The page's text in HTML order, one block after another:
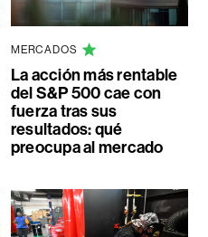
MERCADOS
La acción más rentable
del S&P 500 cae con
fuerza tras sus
resultados: qué
preocupa al mercado